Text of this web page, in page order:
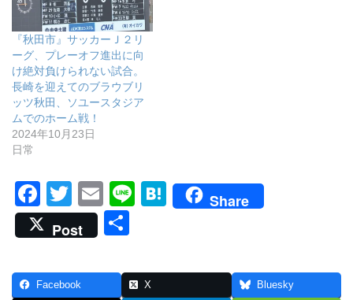
『秋田市』サッカーＪ２リ
ーグ、プレーオフ進出に向
け絶対負けられない試合。
長崎を迎えてのブラウブリ
ッツ秋田、ソユースタジア
ムでのホーム戦！
2024年10月23日
日常
F
a
c
e
T
wi
tt
er
E
m
ail
Li
H
n
Share
Post
Facebook X Bluesky